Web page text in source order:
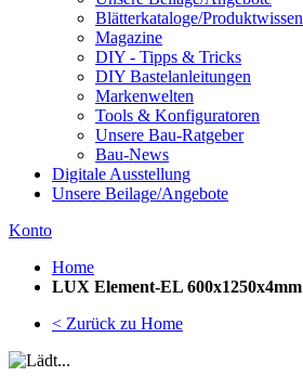
Blätterkataloge/Produktwissen
Magazine
DIY - Tipps & Tricks
DIY Bastelanleitungen
Markenwelten
Tools & Konfiguratoren
Unsere Bau-Ratgeber
Bau-News
Digitale Ausstellung
Unsere Beilage/Angebote
Konto
Home
LUX Element-EL 600x1250x4mm
< Zurück zu Home